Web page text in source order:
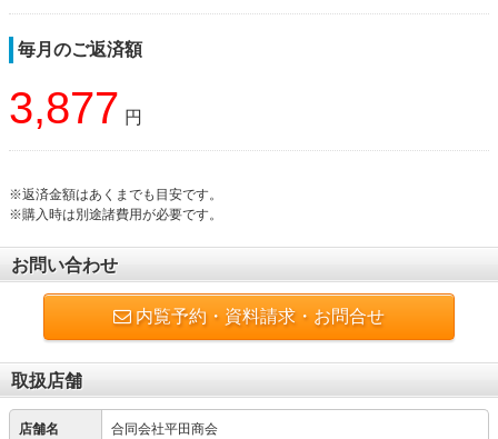
毎月のご返済額
3,877 円
※返済金額はあくまでも目安です。
※購入時は別途諸費用が必要です。
お問い合わせ
内覧予約・資料請求・お問合せ
取扱店舗
店舗名 合同会社平田商会